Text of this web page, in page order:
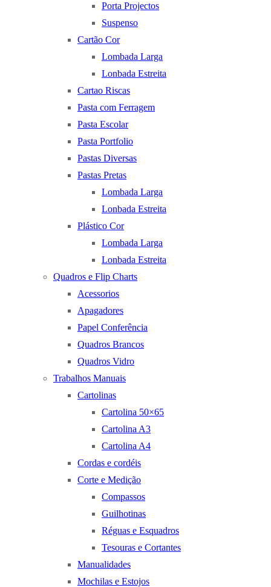
Porta Projectos
Suspenso
Cartão Cor
Lombada Larga
Lonbada Estreita
Cartao Riscas
Pasta com Ferragem
Pasta Escolar
Pasta Portfolio
Pastas Diversas
Pastas Pretas
Lombada Larga
Lonbada Estreita
Plástico Cor
Lombada Larga
Lonbada Estreita
Quadros e Flip Charts
Acessorios
Apagadores
Papel Conferência
Quadros Brancos
Quadros Vidro
Trabalhos Manuais
Cartolinas
Cartolina 50×65
Cartolina A3
Cartolina A4
Cordas e cordéis
Corte e Medição
Compassos
Guilhotinas
Réguas e Esquadros
Tesouras e Cortantes
Manualidades
Mochilas e Estojos